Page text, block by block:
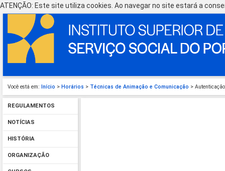
ATENÇÃO: Este site utiliza cookies. Ao navegar no site estará a
Você está em: Início > Horários > Técnicas de Animação e Comunicação >
REGULAMENTOS
NOTÍCIAS
HISTÓRIA
ORGANIZAÇÃO